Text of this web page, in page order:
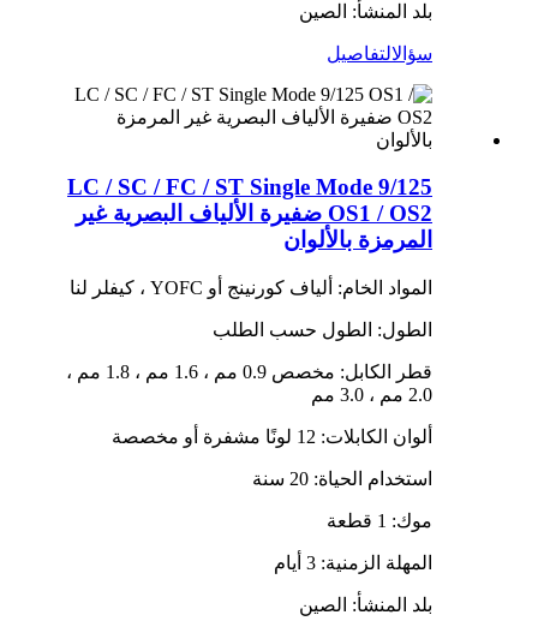
بلد المنشأ: الصين
سؤالالتفاصيل
LC / SC / FC / ST Single Mode 9/125
OS1 / OS2 ضفيرة الألياف البصرية غير
المرمزة بالألوان
المواد الخام: ألياف كورنينج أو YOFC ، كيفلر لنا
الطول: الطول حسب الطلب
قطر الكابل: مخصص 0.9 مم ، 1.6 مم ، 1.8 مم ،
2.0 مم ، 3.0 مم
ألوان الكابلات: 12 لونًا مشفرة أو مخصصة
استخدام الحياة: 20 سنة
موك: 1 قطعة
المهلة الزمنية: 3 أيام
بلد المنشأ: الصين